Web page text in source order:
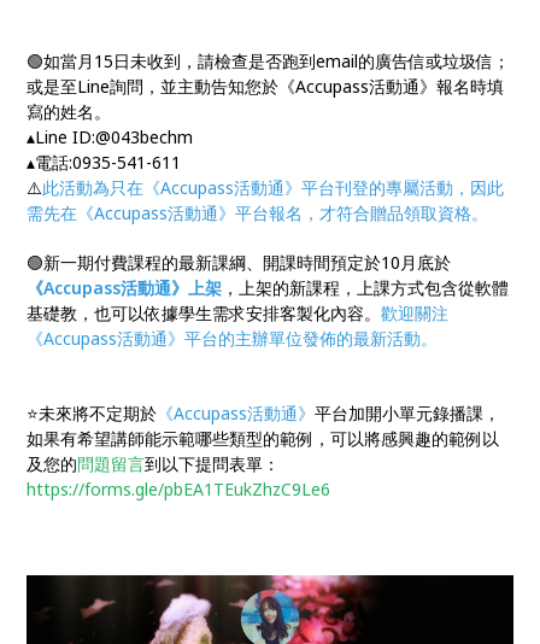
🟢如當月15日未收到，請檢查是否跑到email的廣告信或垃圾信；
或是至Line詢問，並主動告知您於《Accupass活動通》報名時填
寫的姓名。
▴Line ID:@043bechm
▴電話:0935-541-611
⚠️此活動為只在《Accupass活動通》平台刊登的專屬活動，因此
需先在《Accupass活動通》平台報名，才符合贈品領取資格。
🟢新一期付費課程的最新課綱、開課時間預定於10月底於
《Accupass活動通》上架 ，上架的新課程，上課方式包含從軟體
基礎教，也可以依據學生需求安排客製化內容。歡迎關注
《Accupass活動通》平台的主辦單位發佈的最新活動。
⭐未來將不定期於 《Accupass活動通》平台加開小單元錄播課，
如果有希望講師能示範哪些類型的範例，可以將感興趣的範例以
及您的問題留言到以下提問表單：
https://forms.gle/pbEA1TEukZhzC9Le6